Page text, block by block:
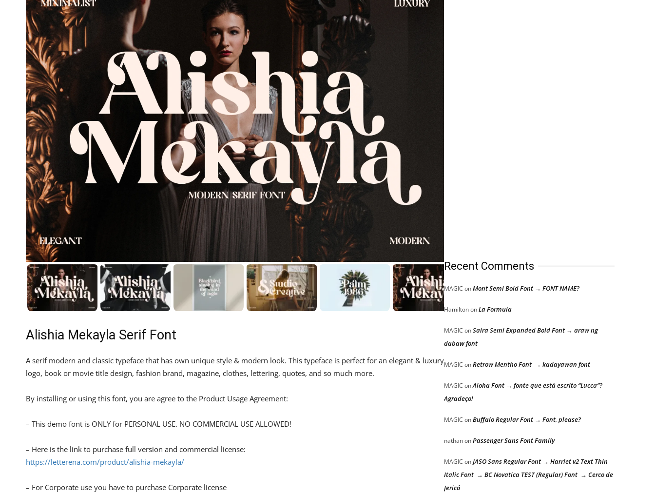
Alishia Mekayla Serif Font
A serif modern and classic typeface that has own unique style & modern look. This typeface is perfect for an elegant & luxury
logo, book or movie title design, fashion brand, magazine, clothes, lettering, quotes, and so much more.
By installing or using this font, you are agree to the Product Usage Agreement:
– This demo font is ONLY for PERSONAL USE. NO COMMERCIAL USE ALLOWED!
– Here is the link to purchase full version and commercial license:
https://letterena.com/product/alishia-mekayla/
– For Corporate use you have to purchase Corporate license
Recent Comments
MAGIC onMont Semi Bold Font → FONT NAME?
HamiltononLa Formula
MAGIC onSaira Semi Expanded Bold Font → araw ng
dabaw font
MAGIC onRetrow Mentho Font → kadayawan font
MAGIC onAloha Font → fonte que está escrito “Lucca”?
Agradeço!
MAGIC onBuffalo Regular Font → Font, please?
nathanonPassenger Sans Font Family
MAGIC onJASO Sans Regular Font → Harriet v2 Text Thin
Italic Font → BC Novatica TEST (Regular) Font → Cerco de
Jericó